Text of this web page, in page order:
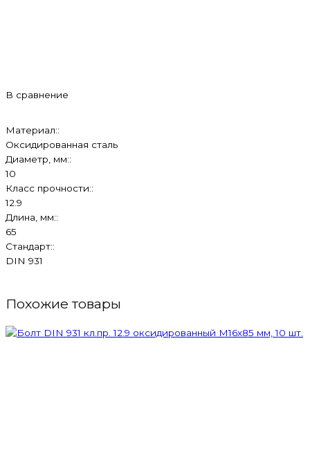
В сравнение
Материал::
Оксидированная сталь
Диаметр, мм::
10
Класс прочности::
12.9
Длина, мм::
65
Стандарт::
DIN 931
Похожие товары